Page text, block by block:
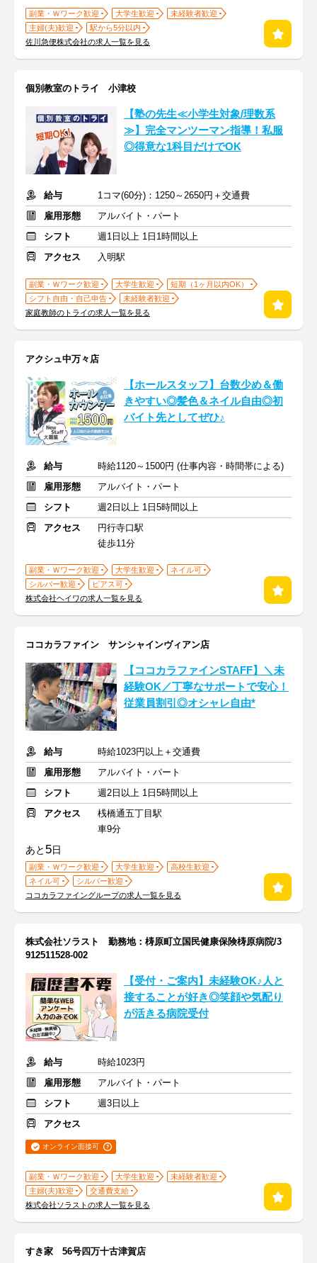
副業・Ｗワーク歓迎 大学生歓迎
未経験者歓迎
主婦(夫)歓迎
駅から5分以内
佐川急便株式会社の求人一覧を見る
個別教室のトライ 小津校
【塾の先生≪小学生対象/理数系
≫】完全マンツーマン指導！私服
◎得意な1科目だけでOK
給与
1コマ(60分)：1250～2650円＋交通費
雇用形態
アルバイト・パート
シフト
週1日以上 1日1時間以上
アクセス
入明駅
副業・Ｗワーク歓迎 大学生歓迎
短期（1ヶ月以内OK）
シフト自由・自己申告
未経験者歓迎
家庭教師のトライの求人一覧を見る
アクシュ中万々店
【ホールスタッフ】台数少め＆働
きやすい◎髪色＆ネイル自由◎初
バイト先としてぜひ♪
給与
時給1120～1500円 (仕事内容・時間帯による)
雇用形態
アルバイト・パート
シフト
週2日以上 1日5時間以上
アクセス
円行寺口駅
徒歩11分
副業・Ｗワーク歓迎 大学生歓迎
ネイル可
シルバー歓迎
ピアス可
株式会社ヘイワの求人一覧を見る
ココカラファイン サンシャインヴィアン店
【ココカラファインSTAFF】＼未
経験OK／丁寧なサポートで安心！
従業員割引◎オシャレ自由*
給与
時給1023円以上＋交通費
雇用形態
アルバイト・パート
シフト
週2日以上 1日5時間以上
アクセス
桟橋通五丁目駅
車9分
あと 5日
副業・Ｗワーク歓迎 大学生歓迎
高校生歓迎
ネイル可
シルバー歓迎
ココカラファイングループの求人一覧を見る
株式会社ソラスト 勤務地：梼原町立国民健康保険梼原病院/3
912511528-002
【受付・ご案内】未経験OK♪人と
接することが好き◎笑顔や気配り
が活きる病院受付
給与
時給1023円
雇用形態
アルバイト・パート
シフト
週3日以上
アクセス
オンライン面接可
副業・Ｗワーク歓迎 大学生歓迎
未経験者歓迎
主婦(夫)歓迎
交通費支給
株式会社ソラストの求人一覧を見る
すき家 56号四万十古津賀店